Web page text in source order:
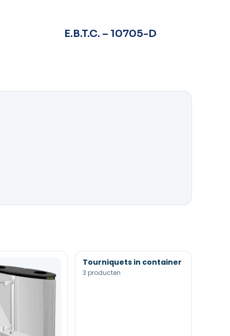
E.B.T.C. – 10705-D
Tourniquets in container
3 producten